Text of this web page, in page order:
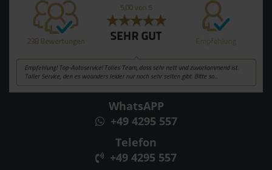
WhatsAPP
+49 4295 557
Telefon
+49 4295 557